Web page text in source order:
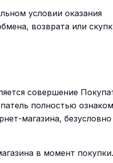
условии оказания
возврата или
совершение
полностью
магазина, безусловно
в момент покупки.